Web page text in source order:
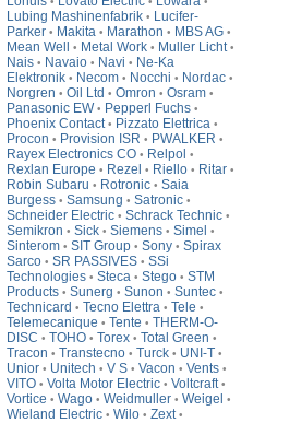
Lubing Mashinenfabrik • Lucifer-
Parker • Makita • Marathon • MBS AG •
Mean Well • Metal Work • Muller Licht •
Nais • Navaio • Navi • Ne-Ka
Elektronik • Necom • Nocchi • Nordac •
Norgren • Oil Ltd • Omron • Osram •
Panasonic EW • Pepperl Fuchs •
Phoenix Contact • Pizzato Elettrica •
Procon • Provision ISR • PWALKER •
Rayex Electronics CO • Relpol •
Rexlan Europe • Rezel • Riello • Ritar •
Robin Subaru • Rotronic • Saia
Burgess • Samsung • Satronic •
Schneider Electric • Schrack Technic •
Semikron • Sick • Siemens • Simel •
Sinterom • SIT Group • Sony • Spirax
Sarco • SR PASSIVES • SSi
Technologies • Steca • Stego • STM
Products • Sunerg • Sunon • Suntec •
Technicard • Tecno Elettra • Tele •
Telemecanique • Tente • THERM-O-
DISC • TOHO • Torex • Total Green •
Tracon • Transtecno • Turck • UNI-T •
Unior • Unitech • V S • Vacon • Vents •
VITO • Volta Motor Electric • Voltcraft •
Vortice • Wago • Weidmuller • Weigel •
Wieland Electric • Wilo • Zext •